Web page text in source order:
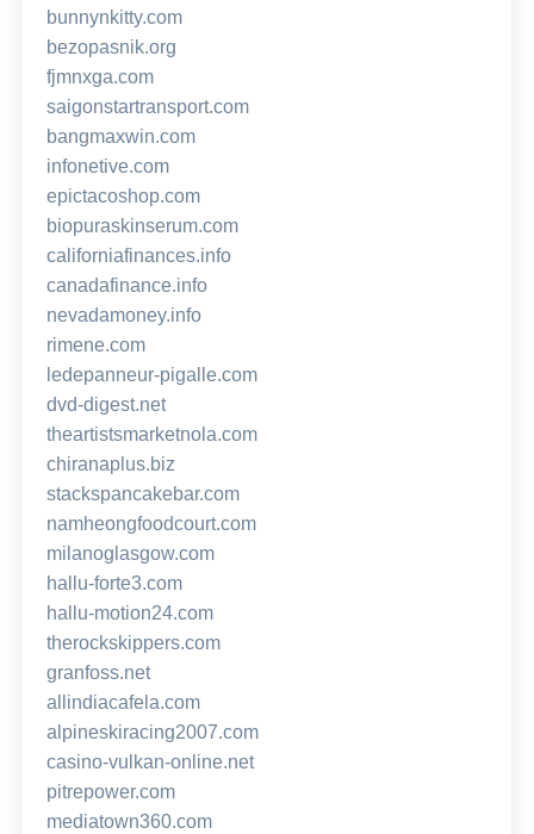
bunnynkitty.com
bezopasnik.org
fjmnxga.com
saigonstartransport.com
bangmaxwin.com
infonetive.com
epictacoshop.com
biopuraskinserum.com
californiafinances.info
canadafinance.info
nevadamoney.info
rimene.com
ledepanneur-pigalle.com
dvd-digest.net
theartistsmarketnola.com
chiranaplus.biz
stackspancakebar.com
namheongfoodcourt.com
milanoglasgow.com
hallu-forte3.com
hallu-motion24.com
therockskippers.com
granfoss.net
allindiacafela.com
alpineskiracing2007.com
casino-vulkan-online.net
pitrepower.com
mediatown360.com